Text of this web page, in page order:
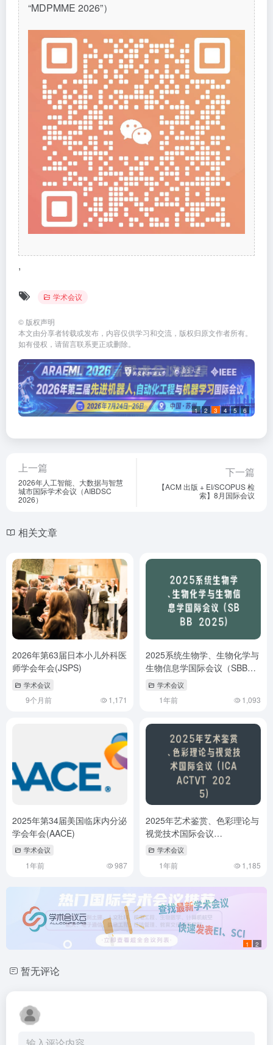
“MDPMME 2026”）
,
学术会议
© 版权声明
本文由分享者转载或发布，内容仅供学习和交流，版权归原文作者所有。
如有侵权，请留言联系更正或删除。
1 2 3 4 5 6
上一篇
2026年人工智能、大数据与智慧
城市国际学术会议（AIBDSC
2026）
下一篇
【ACM 出版 + EI/SCOPUS 检
索】8月国际会议
相关文章
2026年第63届日本小儿外科医
师学会年会(JSPS)
学术会议
9个月前 1,171
2025系统生物学、生物化学与
生物信息学国际会议（SBBB
2025）
学术会议
1年前 1,093
2025年第34届美国临床内分泌
学会年会(AACE)
学术会议
1年前 987
2025年艺术鉴赏、色彩理论与
视觉技术国际会议
（ICAACTVT 2025）
学术会议
1年前 1,185
1 2
暂无评论